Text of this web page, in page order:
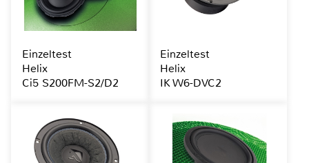
Einzeltest
Helix
Ci5 S200FM-S2/D2
Einzeltest
Helix
IK W6-DVC2